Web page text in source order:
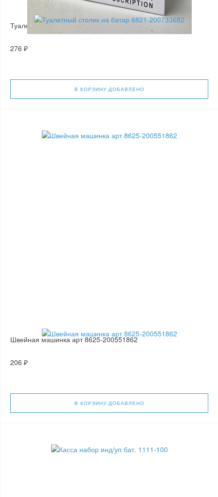
Туалетный столик на батар 6821-200733682
276 ₽
В КОРЗИНУ ДОБАВЛЕНО
Швейная машинка арт 8625-200551862
206 ₽
В КОРЗИНУ ДОБАВЛЕНО